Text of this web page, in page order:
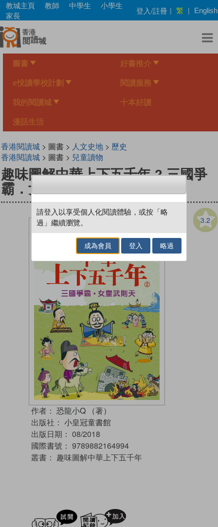
Skip
main
content
教城主頁 教師 中學生
小學生
家長
登入/註冊 | 繁 | English
圖書 好書推介
e悅讀學校計劃 閱讀服務
我的閱讀城 十本好讀
漫話生活
香港閱讀城> 圖書 > 人文史地> 歷史
香港閱讀城> 圖書 > 兒童讀物
趣味圖解中華上下五千年 2 三國爭
霸．女皇武則天
3.2
作者： 恐龍小Q （著）
出版社： 小皇冠童書館
出版日期： 08/2018
國際書號： 9789882164994
叢書： 趣味圖解中華上下五千年
試閲
請登入以享受個人化閱讀體驗，或按「略
過」繼續瀏覽。
成為會員 登入 略過